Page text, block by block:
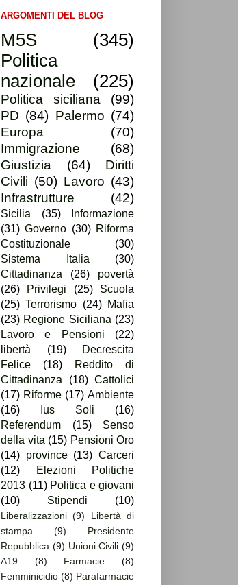
ARGOMENTI DEL BLOG
M5S
(345)
Politica
nazionale
(225)
Politica siciliana
(99)
PD (84) Palermo (74)
Europa
(70)
Immigrazione
(68)
Giustizia
(64)
Diritti
Civili (50) Lavoro (43)
Infrastrutture
(42)
Sicilia (35)
Informazione
(31) Governo (30) Riforma
Costituzionale
(30)
Sistema Italia
(30)
Cittadinanza
(26)
povertà
(26)
Privilegi (25)
Scuola
(25) Terrorismo (24)
Mafia
(23) Regione Siciliana (23)
Lavoro e Pensioni
(22)
libertà
(19)
Decrescita
Felice
(18)
Reddito di
Cittadinanza
(18) Cattolici
(17) Riforme (17) Ambiente
(16)
Ius Soli
(16)
Referendum
(15)
Senso
della vita (15) Pensioni Oro
(14) province (13) Carceri
(12)
Elezioni Politiche
2013 (11) Politica e giovani
(10)
Stipendi (10)
Liberalizzazioni (9)
Libertà di
stampa
(9)
Presidente
Repubblica (9) Unioni Civili (9)
A19
(8) Farmacie
(8)
Femminicidio (8) Parafarmacie